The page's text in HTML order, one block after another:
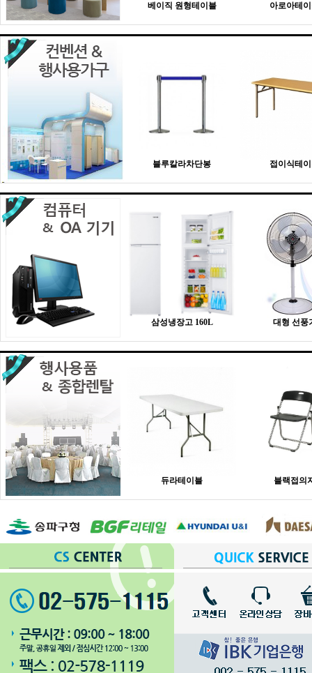
베이직 원형테이블 아로아테
블루칼라차단봉 접이식테
삼성냉장고 160L 대형 선풍
듀라테이블 블랙접의